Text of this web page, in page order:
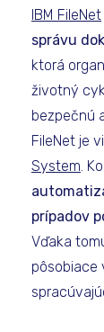
IBM FileNet
správu
ktorá
životný
bezpečnú
FileNet je
System.
prípadov
Vďaka
pôsobiace